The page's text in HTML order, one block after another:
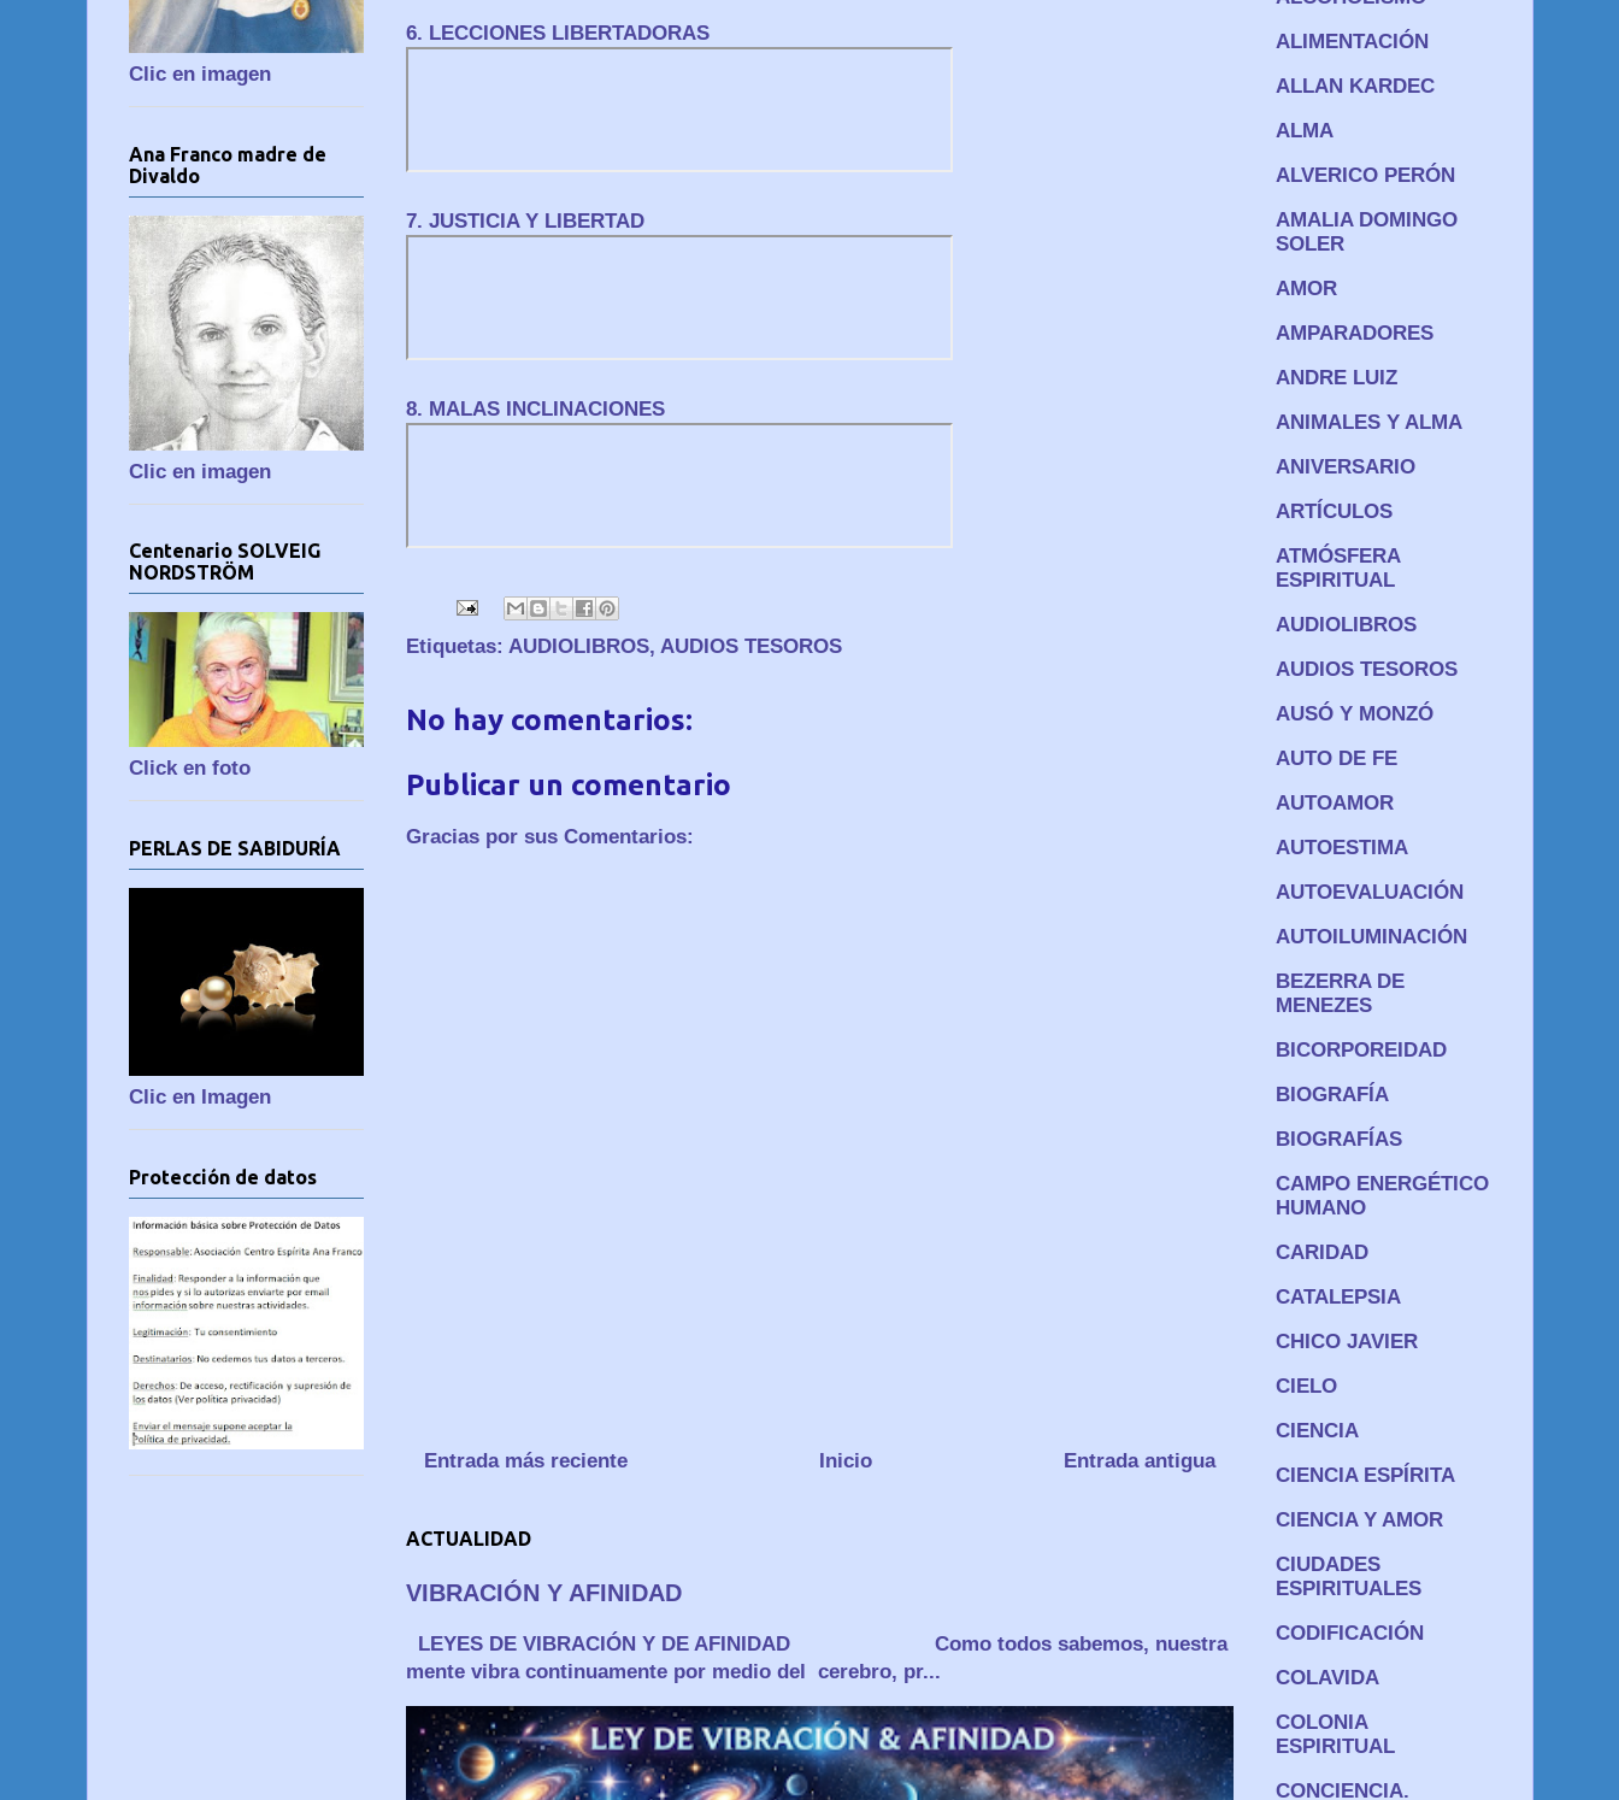
6. LECCIONES LIBERTADORAS
7. JUSTICIA Y LIBERTAD
8. MALAS INCLINACIONES
Etiquetas: AUDIOLIBROS, AUDIOS TESOROS
No hay comentarios:
Publicar un comentario
Gracias por sus Comentarios:
Entrada más reciente Entrada antigua
Inicio
ACTUALIDAD
VIBRACIÓN Y AFINIDAD
LEYES DE VIBRACIÓN Y DE AFINIDAD Como todos sabemos, nuestra
mente vibra continuamente por medio del cerebro, pr...
Clic en imagen
Ana Franco madre de
Divaldo
Clic en imagen
Centenario SOLVEIG
NORDSTRÖM
Click en foto
PERLAS DE SABIDURÍA
Clic en Imagen
Protección de datos
ALIMENTACIÓN
ALLAN KARDEC
ALMA
ALVERICO PERÓN
AMALIA DOMINGO
SOLER
AMOR
AMPARADORES
ANDRE LUIZ
ANIMALES Y ALMA
ANIVERSARIO
ARTÍCULOS
ATMÓSFERA
ESPIRITUAL
AUDIOLIBROS
AUDIOS TESOROS
AUSÓ Y MONZÓ
AUTO DE FE
AUTOAMOR
AUTOESTIMA
AUTOEVALUACIÓN
AUTOILUMINACIÓN
BEZERRA DE
MENEZES
BICORPOREIDAD
BIOGRAFÍA
BIOGRAFÍAS
CAMPO ENERGÉTICO
HUMANO
CARIDAD
CATALEPSIA
CHICO JAVIER
CIELO
CIENCIA
CIENCIA ESPÍRITA
CIENCIA Y AMOR
CIUDADES
ESPIRITUALES
CODIFICACIÓN
COLAVIDA
COLONIA
ESPIRITUAL
CONCIENCIA.